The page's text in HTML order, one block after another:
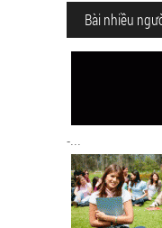
Bài nhiều
-...